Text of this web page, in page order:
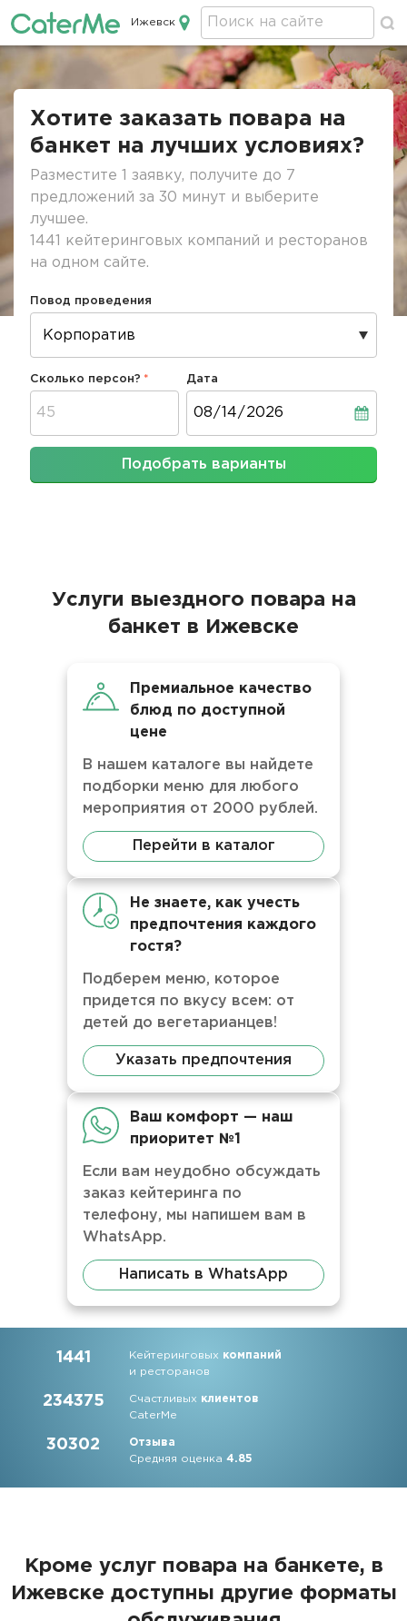
Кейтеринг в Ижевске
Ижевск
Строка
Хотите заказать повара на
банкет на лучших условиях?
Разместите 1 заявку, получите до 7
предложений за 30 минут и выберите
лучшее.
1441 кейтеринговых компаний и ресторанов
на одном сайте.
Повод проведения
Сколько персон? Дата
Подобрать варианты
Услуги выездного повара на
банкет в Ижевске
Премиальное качество
блюд по доступной
цене
В нашем каталоге вы найдете
подборки меню для любого
мероприятия от 2000 рублей.
Перейти в каталог
Не знаете, как учесть
предпочтения каждого
гостя?
Подберем меню, которое
придется по вкусу всем: от
детей до вегетарианцев!
Указать предпочтения
Ваш комфорт — наш
приоритет №1
Если вам неудобно обсуждать
заказ кейтеринга по
телефону, мы напишем вам в
WhatsApp.
Написать в WhatsApp
1441 Кейтеринговых компаний
и ресторанов
234375 Счастливых клиентов
CaterMe
30302
Отзыва
Средняя оценка4.85
Кроме услуг повара на банкете, в
Ижевске доступны другие форматы